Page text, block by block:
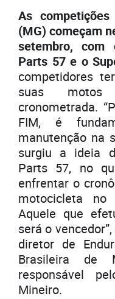
As
(MG) começam
setembro, com
Parts 57 e o
competidores
suas
cronometrada.
FIM, é
manutenção na
surgiu a ideia
Parts 57, no
enfrentar o
motocicleta no
Aquele que
será o
diretor de
Brasileira de
responsável
Mineiro.